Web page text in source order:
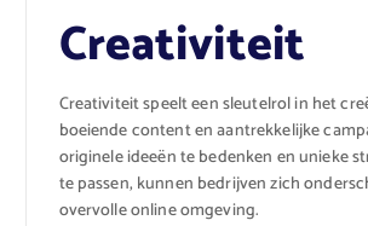
Creativiteit
Creativiteit speelt een sleutelrol in het
boeiende content en aantrekkelijke
originele ideeën te bedenken en unieke
te passen, kunnen bedrijven zich
overvolle online omgeving.